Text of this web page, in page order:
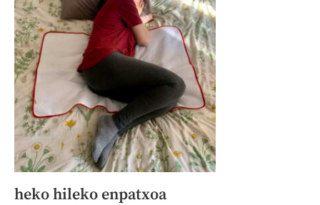
heko hileko enpatxoa